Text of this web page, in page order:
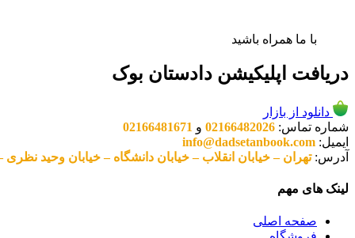
با ما همراه باشید
دریافت اپلیکیشن دادستان بوک
دانلود از بازار
شماره تماس: 02166482026 و 02166481671
ایمیل: info@dadsetanbook.com
آدرس:تهران – خیابان انقلاب – خیابان دانشگاه – خیابان وحید نظری – پلاک 49 واحد 3 کد پستی:
لینک های مهم
صفحه اصلی